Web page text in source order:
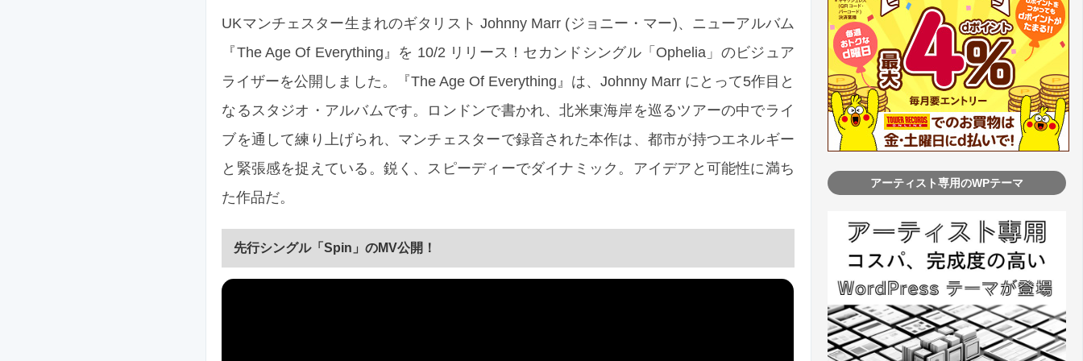
UKマンチェスター生まれのギタリスト Johnny Marr (ジョニー・マー)、ニューアルバム
『The Age Of Everything』を 10/2 リリース！セカンドシングル「Ophelia」のビジュア
ライザーを公開しました。『The Age Of Everything』は、Johnny Marr にとって5作目と
なるスタジオ・アルバムです。ロンドンで書かれ、北米東海岸を巡るツアーの中でライ
ブを通して練り上げられ、マンチェスターで録音された本作は、都市が持つエネルギー
と緊張感を捉えている。鋭く、スピーディーでダイナミック。アイデアと可能性に満ち
た作品だ。
先行シングル「Spin」のMV公開！
アーティスト専用のWPテーマ